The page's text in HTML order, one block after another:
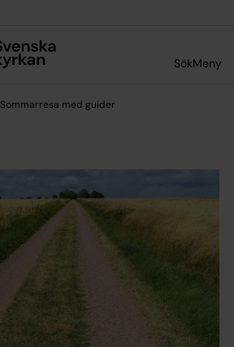
SökMeny
Sommarresa med guider